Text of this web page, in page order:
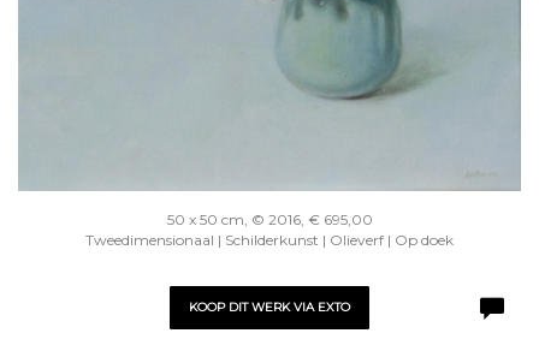
50 x 50 cm, © 2016, € 695,00
Tweedimensionaal | Schilderkunst | Olieverf | Op doek
KOOP DIT WERK VIA EXTO